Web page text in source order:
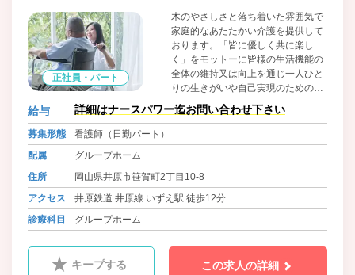
正社員・パート
木のやさしさと落ち着いた雰囲気で
家庭的なあたたかい介護を提供して
おります。「皆に優しく共に楽し
く」をモットーに皆様の生活機能の
全体の維持又は向上を通じ一人ひと
りの生きがいや自己実現のための取
り組みを総合的に支援し、生活の質
の向上に努めております。食材は地
お米は井原産のものを使用していま
ただきたいと、和食を中心に洋食、
中華とバラエティに富んだメニュー
を用意し、管理栄養士がご入居者様
が高くバランスの取れた食事を毎日
提供しています。
給与 詳細はナースパワー迄お問い合わせ下さい
募集形態
看護師（日勤パート）
配属
グループホーム
住所
岡山県井原市笹賀町2丁目10-8
アクセス
井原鉄道 井原線 いずえ駅 徒歩12分
バス 井笠バスカンパニー 大曲バス停 徒歩4分
診療科目 グループホーム
キープする この求人の詳細